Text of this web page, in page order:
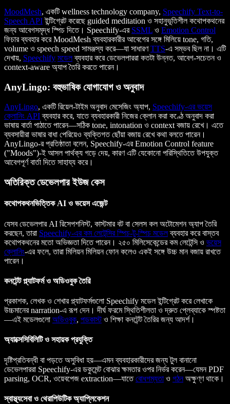
MoodMesh, একটি wellness technology company, Speechify Text-to-
Speech APIইন্টিগ্রেট করেছে guided meditation ও সহানুভূতিশীল কথোপকথনের
জন্য আবেগসমৃদ্ধ স্পিচ দিতে। Speechify-এর SSML ও Emotion Control
ফিচার ব্যবহার করে MoodMesh ব্যবহারকারীর আবেগের সঙ্গে মিলিয়ে tone, গতি,
volume ও speech speed সামঞ্জস্য করে—যা সাধারণTTS-এ সম্ভব ছিল না। এটি
দেখায়, Speechify মডেলব্যবহার করে ডেভেলপাররা কতটা উন্নত, আবেগ-সচেতন ও
context-aware অ্যাপ তৈরি করতে পারেন।
AnyLingo: বহুভাষিক যোগাযোগ ও অনুবাদ
AnyLingo, একটি রিয়েল-টাইম অনুবাদ মেসেজিং অ্যাপ, Speechify-এর ভয়েস
ক্লোনিং APIব্যবহার করে, যাতে ব্যবহারকারী নিজের ক্লোন করা কণ্ঠে অনুবাদ করা
ভাষায় বার্তা পাঠাতে পারেন—সঠিক tone, intonation ও context বজায় রেখে। এতে
ব্যবসায়ীরা ভাষার বাধা পেরিয়েও ব্যক্তিগত ছোঁয়া বজায় রেখে কথা বলতে পারেন।
AnyLingo-র প্রতিষ্ঠাতা বলেন, Speechify-এর Emotion Control feature
("Moods")-ই আসল পার্থক্য গড়ে দেয়, কারণ এটি যেকোনো পরিস্থিতিতে উপযুক্ত
আবেগপূর্ণ বার্তা দিতে সাহায্য করে।
অতিরিক্ত ডেভেলপার ইউজ কেস
কথোপকথনভিত্তিক AI ও ভয়েস এজেন্ট
যেসব ডেভেলপার AI রিসেপশনিস্ট, কাস্টমার বট বা সেলস কল অটোমেশন অ্যাপ তৈরি
করছেন, তারা Speechify-এর কম লেটেন্সির স্পিচ-টু-স্পিচ মডেলব্যবহার করে বাস্তব
কথোপকথনের মতো অভিজ্ঞতা দিতে পারেন। ২৫০ মিলিসেকেন্ডের কম লেটেন্সি ও ভয়েস
ক্লোনিং-এর ফলে, তারা মিলিয়ন মিলিয়ন ফোন কলেও একই সঙ্গে উচ্চ মান বজায় রাখতে
পারেন।
কনটেন্ট প্ল্যাটফর্ম ও অডিওবুক তৈরি
প্রকাশক, লেখক ও শেখার প্ল্যাটফর্মগুলো Speechify মডেল ইন্টিগ্রেট করে লেখাকে
উচ্চমানের narration-এ রূপ দেন। দীর্ঘ ফরমে স্থিতিশীলতা ও দ্রুত প্লেব্যাকে স্পষ্টতা
—এই মডেলগুলো অডিওবুক, পডকাস্টও শিক্ষা কনটেন্ট তৈরির জন্য আদর্শ।
অ্যাক্সেসিবিলিটি ও সহায়ক প্রযুক্তি
দৃষ্টিপ্রতিবন্ধী বা পড়তে অসুবিধা হয়—এমন ব্যবহারকারীদের জন্য টুল বানানো
ডেভেলপাররা Speechify-এর ডকুমেন্ট বোঝার ক্ষমতার ওপর নির্ভর করেন—যেমন PDF
parsing, OCR, ওয়েবপেজ extraction—যাতেবোধগম্যতা ও গঠনঅক্ষুণ্ণ থাকে।
স্বাস্থ্যসেবা ও থেরাপিউটিক অ্যাপ্লিকেশন